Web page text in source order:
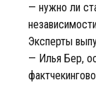
— нужно ли
Эксперты
— Илья Бер,